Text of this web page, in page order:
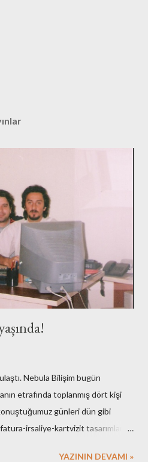
Nebula Bilişim bugün
etrafında toplanmış dört kişi
günleri dün gibi
irsaliye-kartvizit tasarımları,
YAZININ DEVAMI »